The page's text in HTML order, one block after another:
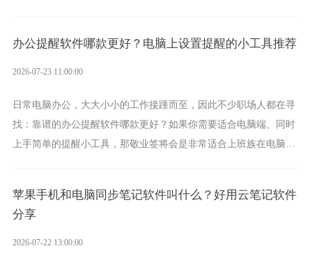
办公提醒软件哪款更好？电脑上设置提醒的小工具推荐
2026-07-23 11:00:00
日常电脑办公，大大小小的工作接踵而至，因此不少职场人都在寻
找：靠谱的办公提醒软件哪款更好？如果你需要适合电脑端、同时
上手简单的提醒小工具，那敬业签将会是非常适合上班族在电脑上
苹果手机和电脑同步笔记软件叫什么？好用云笔记软件
分享
2026-07-22 13:00:00